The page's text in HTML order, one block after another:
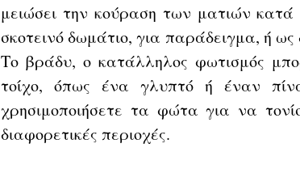
μειώσει την κούραση των ματιών
σκοτεινό δωμάτιο, για παράδειγμα, ή
Το βράδυ, ο κατάλληλος φωτισμός
τοίχο, όπως ένα γλυπτό ή έναν
χρησιμοποιήσετε τα φώτα για να
διαφορετικές περιοχές.